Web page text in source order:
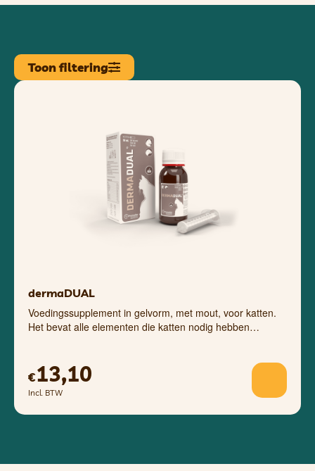
Toon filtering
dermaDUAL
Voedingssupplement in gelvorm, met mout, voor katten.
Het bevat alle elementen die katten nodig hebben…
€13,10
Incl. BTW